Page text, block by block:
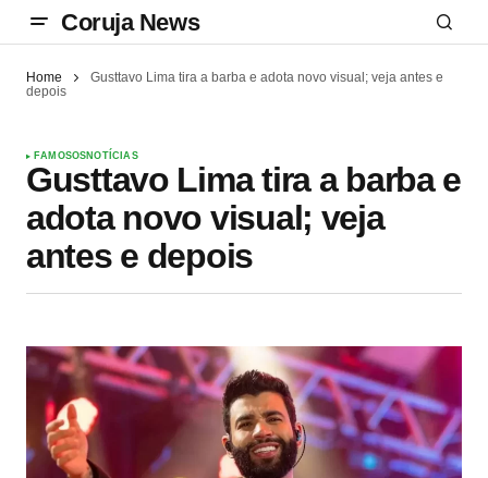
Coruja News
Home
Gusttavo Lima tira a barba e adota novo visual; veja antes e
depois
FAMOSOSNOTÍCIAS
Gusttavo Lima tira a barba e
adota novo visual; veja
antes e depois